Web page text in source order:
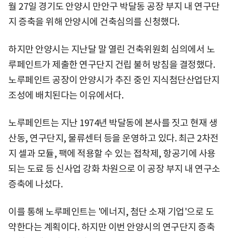
월 27일 경기도 안양시 만안구 박달동 공장 부지 내 연구단
지 증축을 위해 안양시에 건축심의를 신청했다.
하지만 안양시는 지난달 말 열린 건축위원회 심의에서 노
루페인트가 제출한 연구단지 건립 불허 방침을 결정했다.
노루페인트 공장이 안양시가 추진 중인 지식첨단산업단지
조성에 배치된다는 이유에서다.
노루페인트는 지난 1974년 박달동에 본사를 짓고 현재 생
산동, 연구단지, 물류센터 등을 운영하고 있다. 최근 2차전
지 셀과 모듈, 팩에 적용할 수 있는 접착제, 항공기에 사용
되는 도료 등 신사업 강화 차원으로 이 공장 부지 내 연구소
증축에 나섰다.
이를 통해 노루페인트는 '에너지, 첨단 소재 기업'으로 도
약한다는 계획이다. 하지만 이번 안양시의 연구단지 증축